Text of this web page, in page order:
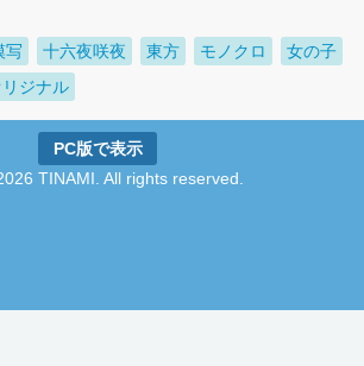
写 十六夜咲夜 東方 モノクロ
女の子
リジナル
PC版で表示
TINAMI. All rights reserved.